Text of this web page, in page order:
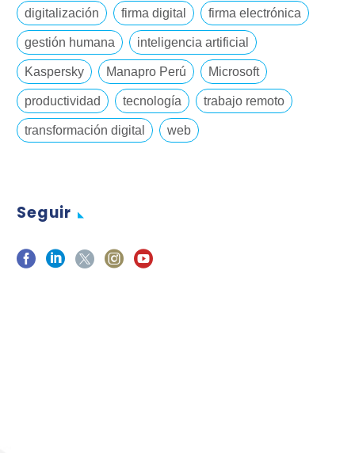
digitalización firma digital firma electrónica
gestión humana inteligencia artificial
Kaspersky Manapro Perú Microsoft
productividad tecnología trabajo remoto
transformación digital web
Seguir